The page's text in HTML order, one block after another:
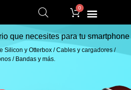
0
que necesites para tu smartphone
Silicon y Otterbox / Cables y cargadores /
/ Bandas y más.